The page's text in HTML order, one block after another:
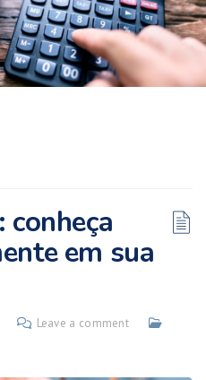
em sua
Leave a comment